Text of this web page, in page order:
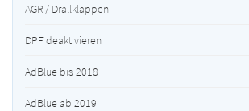
AGR / Drallklappen
DPF deaktivieren
AdBlue bis 2018
AdBlue ab 2019